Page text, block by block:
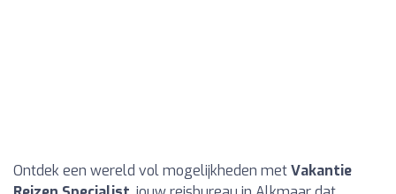
Ontdek een wereld vol mogelijkheden metVakantie